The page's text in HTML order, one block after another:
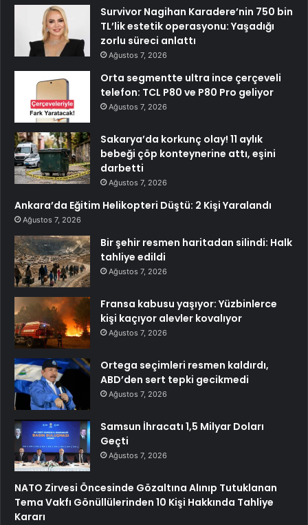
Survivor Nagihan Karadere’nin 750 bin
TL’lik estetik operasyonu: Yaşadığı
zorlu süreci anlattı
Ağustos 7, 2026
Orta segmentte ultra ince çerçeveli
telefon: TCL P80 ve P80 Pro geliyor
Ağustos 7, 2026
Sakarya’da korkunç olay! 11 aylık
bebeği çöp konteynerine attı, eşini
darbetti
Ağustos 7, 2026
Ankara’da Eğitim Helikopteri Düştü: 2 Kişi Yaralandı
Ağustos 7, 2026
Bir şehir resmen haritadan silindi: Halk
tahliye edildi
Ağustos 7, 2026
Fransa kabusu yaşıyor: Yüzbinlerce
kişi kaçıyor alevler kovalıyor
Ağustos 7, 2026
Ortega seçimleri resmen kaldırdı,
ABD’den sert tepki gecikmedi
Ağustos 7, 2026
Samsun İhracatı 1,5 Milyar Doları
Geçti
Ağustos 7, 2026
NATO Zirvesi Öncesinde Gözaltına Alınıp Tutuklanan
Tema Vakfı Gönüllülerinden 10 Kişi Hakkında Tahliye
Kararı